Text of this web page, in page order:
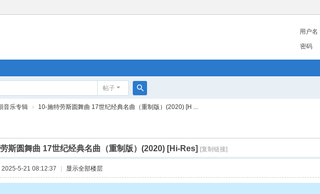
用户名
密码
帖子
搜
音乐专辑 › 10-施特劳斯圆舞曲 17世纪经典名曲（重制版）(2020) [H ...
斯圆舞曲 17世纪经典名曲（重制版）(2020) [Hi-Res] [复制链接]
2025-5-21 08:12:37 显示全部楼层